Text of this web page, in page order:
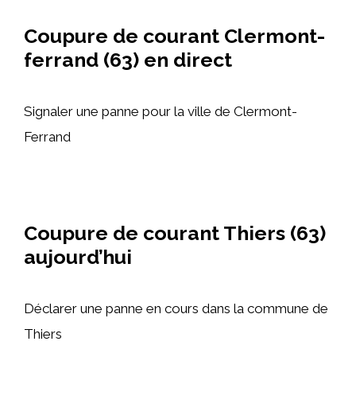
Coupure de courant Clermont-
ferrand (63) en direct
Signaler une panne pour la ville de Clermont-
Ferrand
Coupure de courant Thiers (63)
aujourd’hui
Déclarer une panne en cours dans la commune de
Thiers